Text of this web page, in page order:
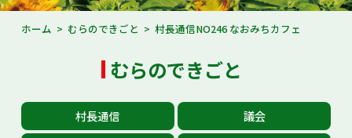
くらしの情報
観光・イベント情報
ホーム むらのできごと 村長通信NO246 なおみちカフェ
むらのできごと
村長通信
議会